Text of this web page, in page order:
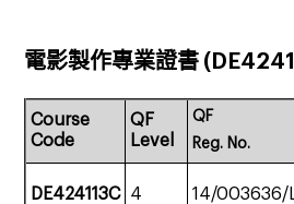
電影製作專業證書
Course
Code
QF
Level
QF
Reg. No.
DE424113C 4 14/003636/